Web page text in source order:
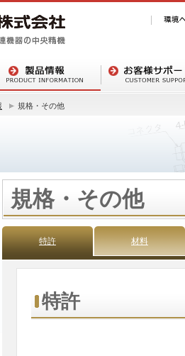
規格・その他
規格・その他
特許 材料
特許